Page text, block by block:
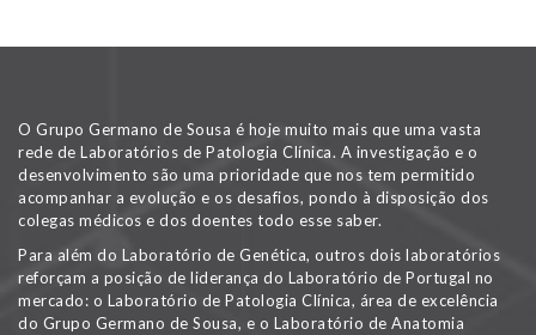
O Grupo Germano de Sousa é hoje muito mais que uma vasta
rede de Laboratórios de Patologia Clínica. A investigação e o
desenvolvimento são uma prioridade que nos tem permitido
acompanhar a evolução e os desafios, pondo à disposição dos
colegas médicos e dos doentes todo esse saber.
Para além do Laboratório de Genética, outros dois laboratórios
reforçam a posição de liderança do Laboratório de Portugal no
mercado: o Laboratório de Patologia Clínica, área de excelência
do Grupo Germano de Sousa, e o Laboratório de Anatomia